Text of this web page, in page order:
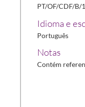
PT/OF/CDF/B/1
Idioma e
Português
Notas
Contém